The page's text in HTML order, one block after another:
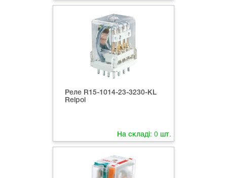
Реле R15-1014-23-3230-КL
Relpol
На складі: 0 шт.